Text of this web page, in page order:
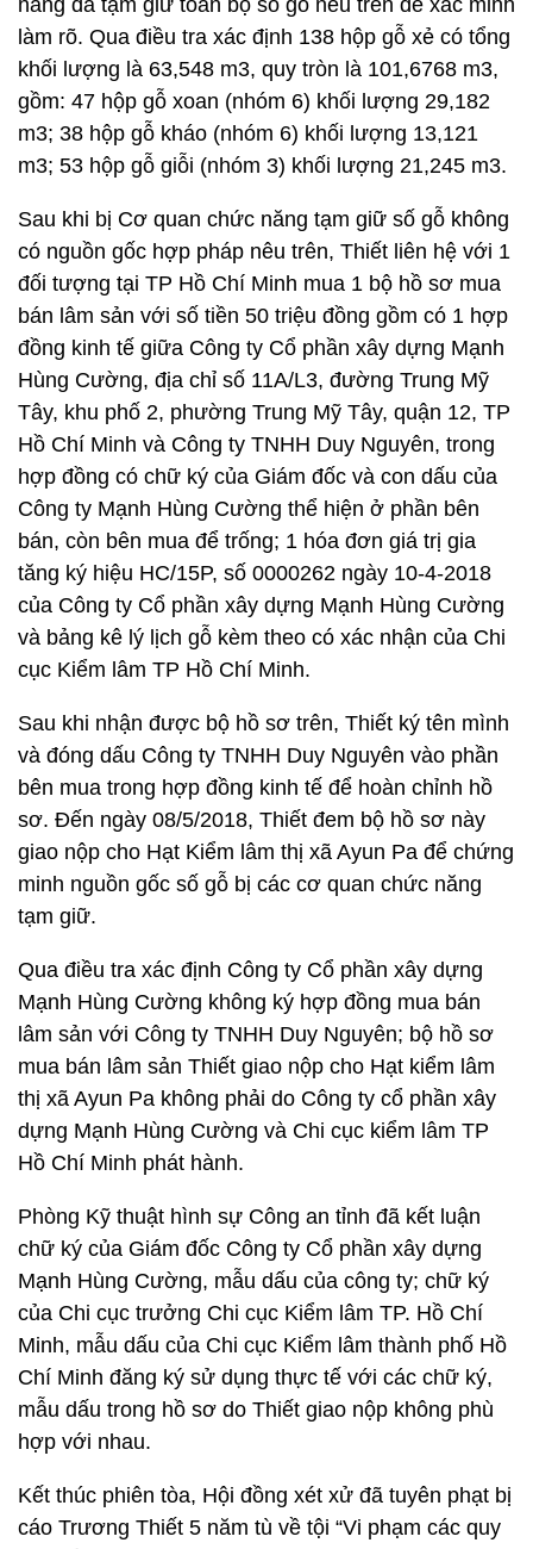
năng đã tạm giữ toàn bộ số gỗ nêu trên để xác minh
làm rõ. Qua điều tra xác định 138 hộp gỗ xẻ có tổng
khối lượng là 63,548 m3, quy tròn là 101,6768 m3,
gồm: 47 hộp gỗ xoan (nhóm 6) khối lượng 29,182
m3; 38 hộp gỗ kháo (nhóm 6) khối lượng 13,121
m3; 53 hộp gỗ giỗi (nhóm 3) khối lượng 21,245 m3.
Sau khi bị Cơ quan chức năng tạm giữ số gỗ không
có nguồn gốc hợp pháp nêu trên, Thiết liên hệ với 1
đối tượng tại TP Hồ Chí Minh mua 1 bộ hồ sơ mua
bán lâm sản với số tiền 50 triệu đồng gồm có 1 hợp
đồng kinh tế giữa Công ty Cổ phần xây dựng Mạnh
Hùng Cường, địa chỉ số 11A/L3, đường Trung Mỹ
Tây, khu phố 2, phường Trung Mỹ Tây, quận 12, TP
Hồ Chí Minh và Công ty TNHH Duy Nguyên, trong
hợp đồng có chữ ký của Giám đốc và con dấu của
Công ty Mạnh Hùng Cường thể hiện ở phần bên
bán, còn bên mua để trống; 1 hóa đơn giá trị gia
tăng ký hiệu HC/15P, số 0000262 ngày 10-4-2018
của Công ty Cổ phần xây dựng Mạnh Hùng Cường
và bảng kê lý lịch gỗ kèm theo có xác nhận của Chi
cục Kiểm lâm TP Hồ Chí Minh.
Sau khi nhận được bộ hồ sơ trên, Thiết ký tên mình
và đóng dấu Công ty TNHH Duy Nguyên vào phần
bên mua trong hợp đồng kinh tế để hoàn chỉnh hồ
sơ. Đến ngày 08/5/2018, Thiết đem bộ hồ sơ này
giao nộp cho Hạt Kiểm lâm thị xã Ayun Pa để chứng
minh nguồn gốc số gỗ bị các cơ quan chức năng
tạm giữ.
Qua điều tra xác định Công ty Cổ phần xây dựng
Mạnh Hùng Cường không ký hợp đồng mua bán
lâm sản với Công ty TNHH Duy Nguyên; bộ hồ sơ
mua bán lâm sản Thiết giao nộp cho Hạt kiểm lâm
thị xã Ayun Pa không phải do Công ty cổ phần xây
dựng Mạnh Hùng Cường và Chi cục kiểm lâm TP
Hồ Chí Minh phát hành.
Phòng Kỹ thuật hình sự Công an tỉnh đã kết luận
chữ ký của Giám đốc Công ty Cổ phần xây dựng
Mạnh Hùng Cường, mẫu dấu của công ty; chữ ký
của Chi cục trưởng Chi cục Kiểm lâm TP. Hồ Chí
Minh, mẫu dấu của Chi cục Kiểm lâm thành phố Hồ
Chí Minh đăng ký sử dụng thực tế với các chữ ký,
mẫu dấu trong hồ sơ do Thiết giao nộp không phù
hợp với nhau.
Kết thúc phiên tòa, Hội đồng xét xử đã tuyên phạt bị
cáo Trương Thiết 5 năm tù về tội “Vi phạm các quy